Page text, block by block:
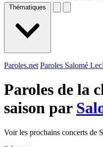
Thématiques
Paroles.net Paroles Salomé
Paroles de la
saison par
Voir les prochains concerts de